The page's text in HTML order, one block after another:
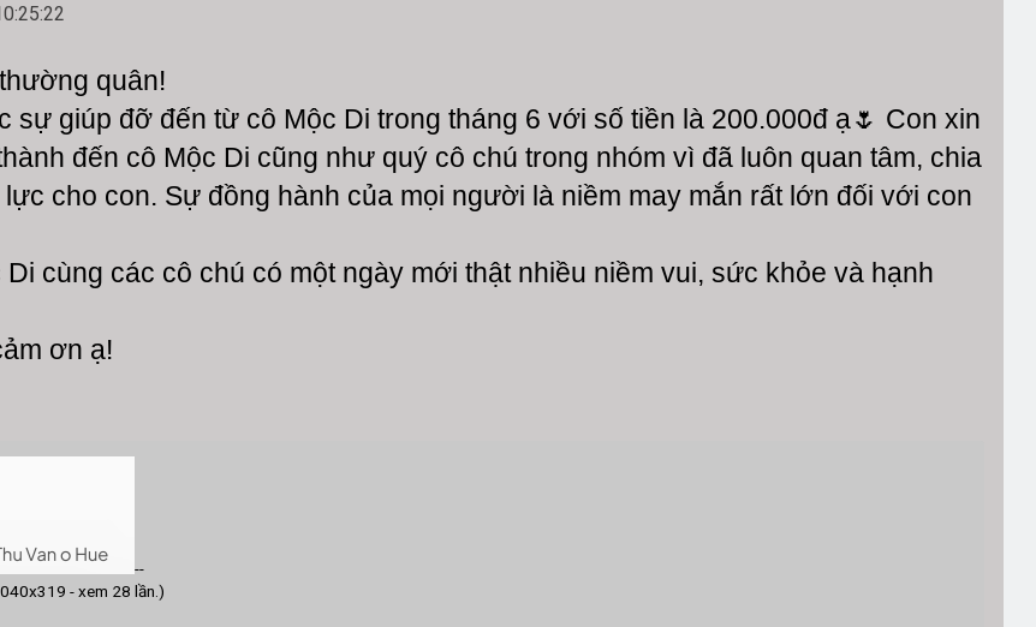
quân!
sự giúp đỡ đến từ cô Mộc Di trong tháng 6 với số tiền là 200.000đ ạ🌷 Con xin
đến cô Mộc Di cũng như quý cô chú trong nhóm vì đã luôn quan tâm, chia
cho con. Sự đồng hành của mọi người là niềm may mắn rất lớn đối với con
cùng các cô chú có một ngày mới thật nhiều niềm vui, sức khỏe và hạnh
ơn ạ!
--
- xem 28 lần.)